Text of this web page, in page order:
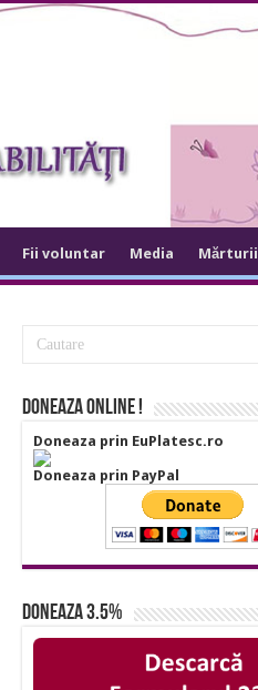
Fii voluntar Media Mărturii
Doneaza online !
Doneaza prin EuPlatesc.ro
Doneaza prin PayPal
Doneaza 3.5%